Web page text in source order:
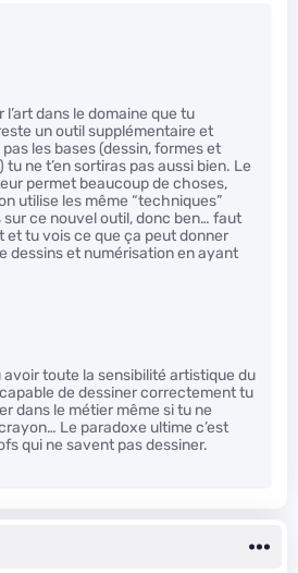
dans le domaine que tu
un outil supplémentaire et
les bases (dessin, formes et
ne t’en sortiras pas aussi bien. Le
permet beaucoup de choses,
utilise les même “techniques”
sur ce nouvel outil, donc ben… faut
tu vois ce que ça peut donner
dessins et numérisation en ayant
toute la sensibilité artistique du
capable de dessiner correctement tu
dans le métier même si tu ne
Le paradoxe ultime c’est
qui ne savent pas dessiner.